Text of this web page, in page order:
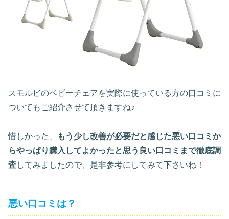
スモルビのベビーチェアを実際に使っている方の口コミに
ついてもご紹介させて頂きますね♪
惜しかった、
もう少し改善が必要だと感じた悪い口コミか
らやっぱり購入してよかったと思う良い口コミまで徹底調
査してみましたので、是非参考にしてみて下さいね！
悪い口コミは？